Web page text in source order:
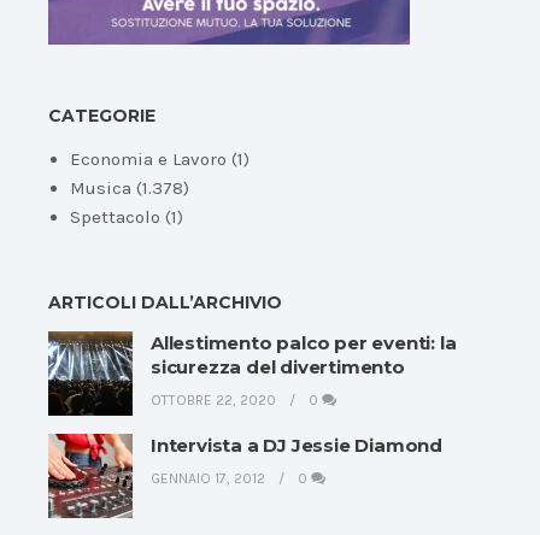
CATEGORIE
Economia e Lavoro (1)
Musica (1.378)
Spettacolo (1)
ARTICOLI DALL’ARCHIVIO
Allestimento palco per eventi: la
sicurezza del divertimento
OTTOBRE 22, 2020 0
Intervista a DJ Jessie Diamond
GENNAIO 17, 2012 0